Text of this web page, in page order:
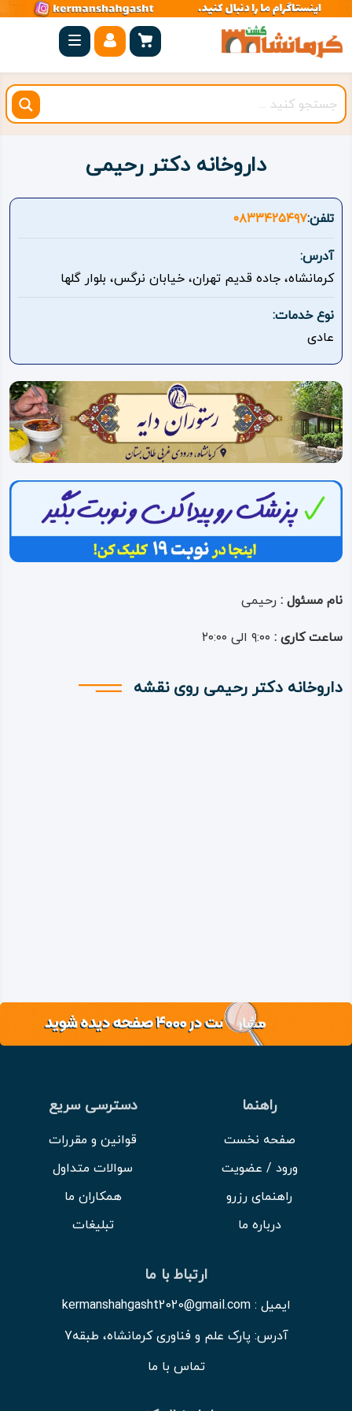
صفحه
اصلی
کرمانشاه
شهرستان
بیستون
روستاهای
هدف
اقامتگاه
ویدئو
درباره
ما
داروخانه دکتر رحیمی
تلفن:۰۸۳۳۴۲۵۴۹۷
آدرس:
کرمانشاه، جاده قدیم تهران، خیابان نرگس، بلوار گلها
نوع خدمات:
عادی
نام مسئول : رحیمی
ساعت کاری :
داروخانه دکتر رحیمی روی نقشه
راهنما
صفحه نخست
ورود / عضویت
راهنمای رزرو
درباره ما
دسترسی سریع
قوانین و مقررات
سوالات متداول
همکاران ما
تبلیغات
ارتباط با ما
ایمیل : kermanshahgasht2020@gmail.com
آدرس: پارک علم و فناوری کرمانشاه، طبقه7
تماس با ما